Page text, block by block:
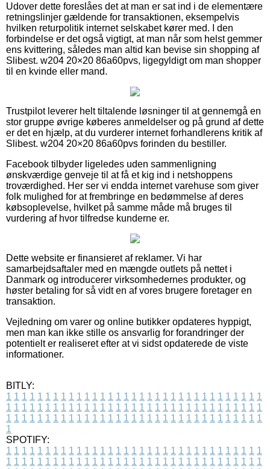
Udover dette foreslåes det at man er sat ind i de elementære
retningslinjer gældende for transaktionen, eksempelvis
hvilken returpolitik internet selskabet kører med. I den
forbindelse er det også vigtigt, at man når som helst gemmer
ens kvittering, således man altid kan bevise sin shopping af
Slibest. w204 20×20 86a60pvs, ligegyldigt om man shopper
til en kvinde eller mand.
Trustpilot leverer helt tiltalende løsninger til at gennemgå en
stor gruppe øvrige køberes anmeldelser og på grund af dette
er det en hjælp, at du vurderer internet forhandlerens kritik af
Slibest. w204 20×20 86a60pvs forinden du bestiller.
Facebook tilbyder ligeledes uden sammenligning
ønskværdige genveje til at få et kig ind i netshoppens
troværdighed. Her ser vi endda internet varehuse som giver
folk mulighed for at frembringe en bedømmelse af deres
købsoplevelse, hvilket på samme måde må bruges til
vurdering af hvor tilfredse kunderne er.
Dette website er finansieret af reklamer. Vi har
samarbejdsaftaler med en mængde outlets på nettet i
Danmark og introducerer virksomhedernes produkter, og
høster betaling for så vidt en af vores brugere foretager en
transaktion.
Vejledning om varer og online butikker opdateres hyppigt,
men man kan ikke stille os ansvarlig for forandringer der
potentielt er realiseret efter at vi sidst opdaterede de viste
informationer.
BITLY:
1 1 1 1 1 1 1 1 1 1 1 1 1 1 1 1 1 1 1 1 1 1 1 1 1 1 1 1 1 1 1 1 1
1 1 1 1 1 1 1 1 1 1 1 1 1 1 1 1 1 1 1 1 1 1 1 1 1 1 1 1 1 1 1 1 1
1 1 1 1 1 1 1 1 1 1 1 1 1 1 1 1 1 1 1 1 1 1 1 1 1 1 1 1 1 1 1 1 1
1
SPOTIFY:
1 1 1 1 1 1 1 1 1 1 1 1 1 1 1 1 1 1 1 1 1 1 1 1 1 1 1 1 1 1 1 1 1
1 1 1 1 1 1 1 1 1 1 1 1 1 1 1 1 1 1 1 1 1 1 1 1 1 1 1 1 1 1 1 1 1